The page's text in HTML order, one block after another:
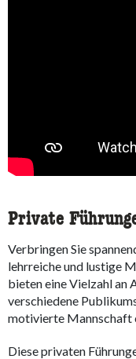
Private
Verbringen Sie
lehrreiche und lustige
bieten eine Vielzahl
verschiedene
motivierte Mannschaft
Diese privaten